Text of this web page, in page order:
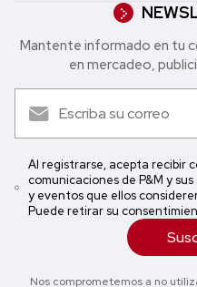
Mantente informado en tu
en mercadeo,
Al registrarse, acepta recibir
comunicaciones de P&M y
y eventos que ellos
Puede retirar su
Nos comprometemos a no